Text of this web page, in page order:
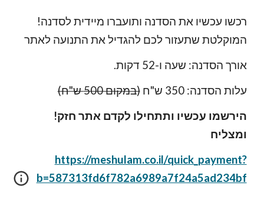
!רכשו עכשיו את הסדנה ותועברו מיידית לסדנה
המוקלטת שתעזור לכםלהגדיל את התנועה לאתר
אורך הסדנה: שעה ו-52 דקות.
עלות הסדנה: 350 ש"ח
(במקום 500 ש"ח)
!הירשמו עכשיו ותתחילו לקדם אתר חזק
ומצליח
https://meshulam.co.il/quick_payment?
b=587313fd6f782a6989a7f24a5ad234bf